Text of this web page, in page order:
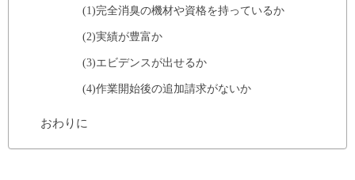
(1)完全消臭の機材や資格を持っているか
(2)実績が豊富か
(3)エビデンスが出せるか
(4)作業開始後の追加請求がないか
おわりに